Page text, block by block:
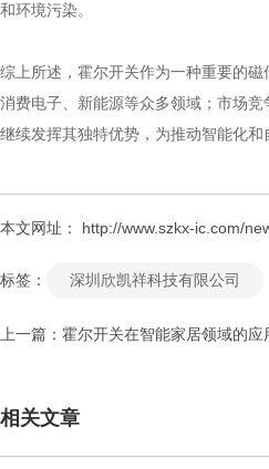
和环境污染。
综上所述，霍尔开关作为一种重要的
消费电子、新能源等众多领域；市场
继续发挥其独特优势，为推动智能化
本文网址： http://www.szkx-ic.com/
标签： 深圳欣凯祥科技有限公司
上一篇： 霍尔开关在智能家居领域的应
相关文章